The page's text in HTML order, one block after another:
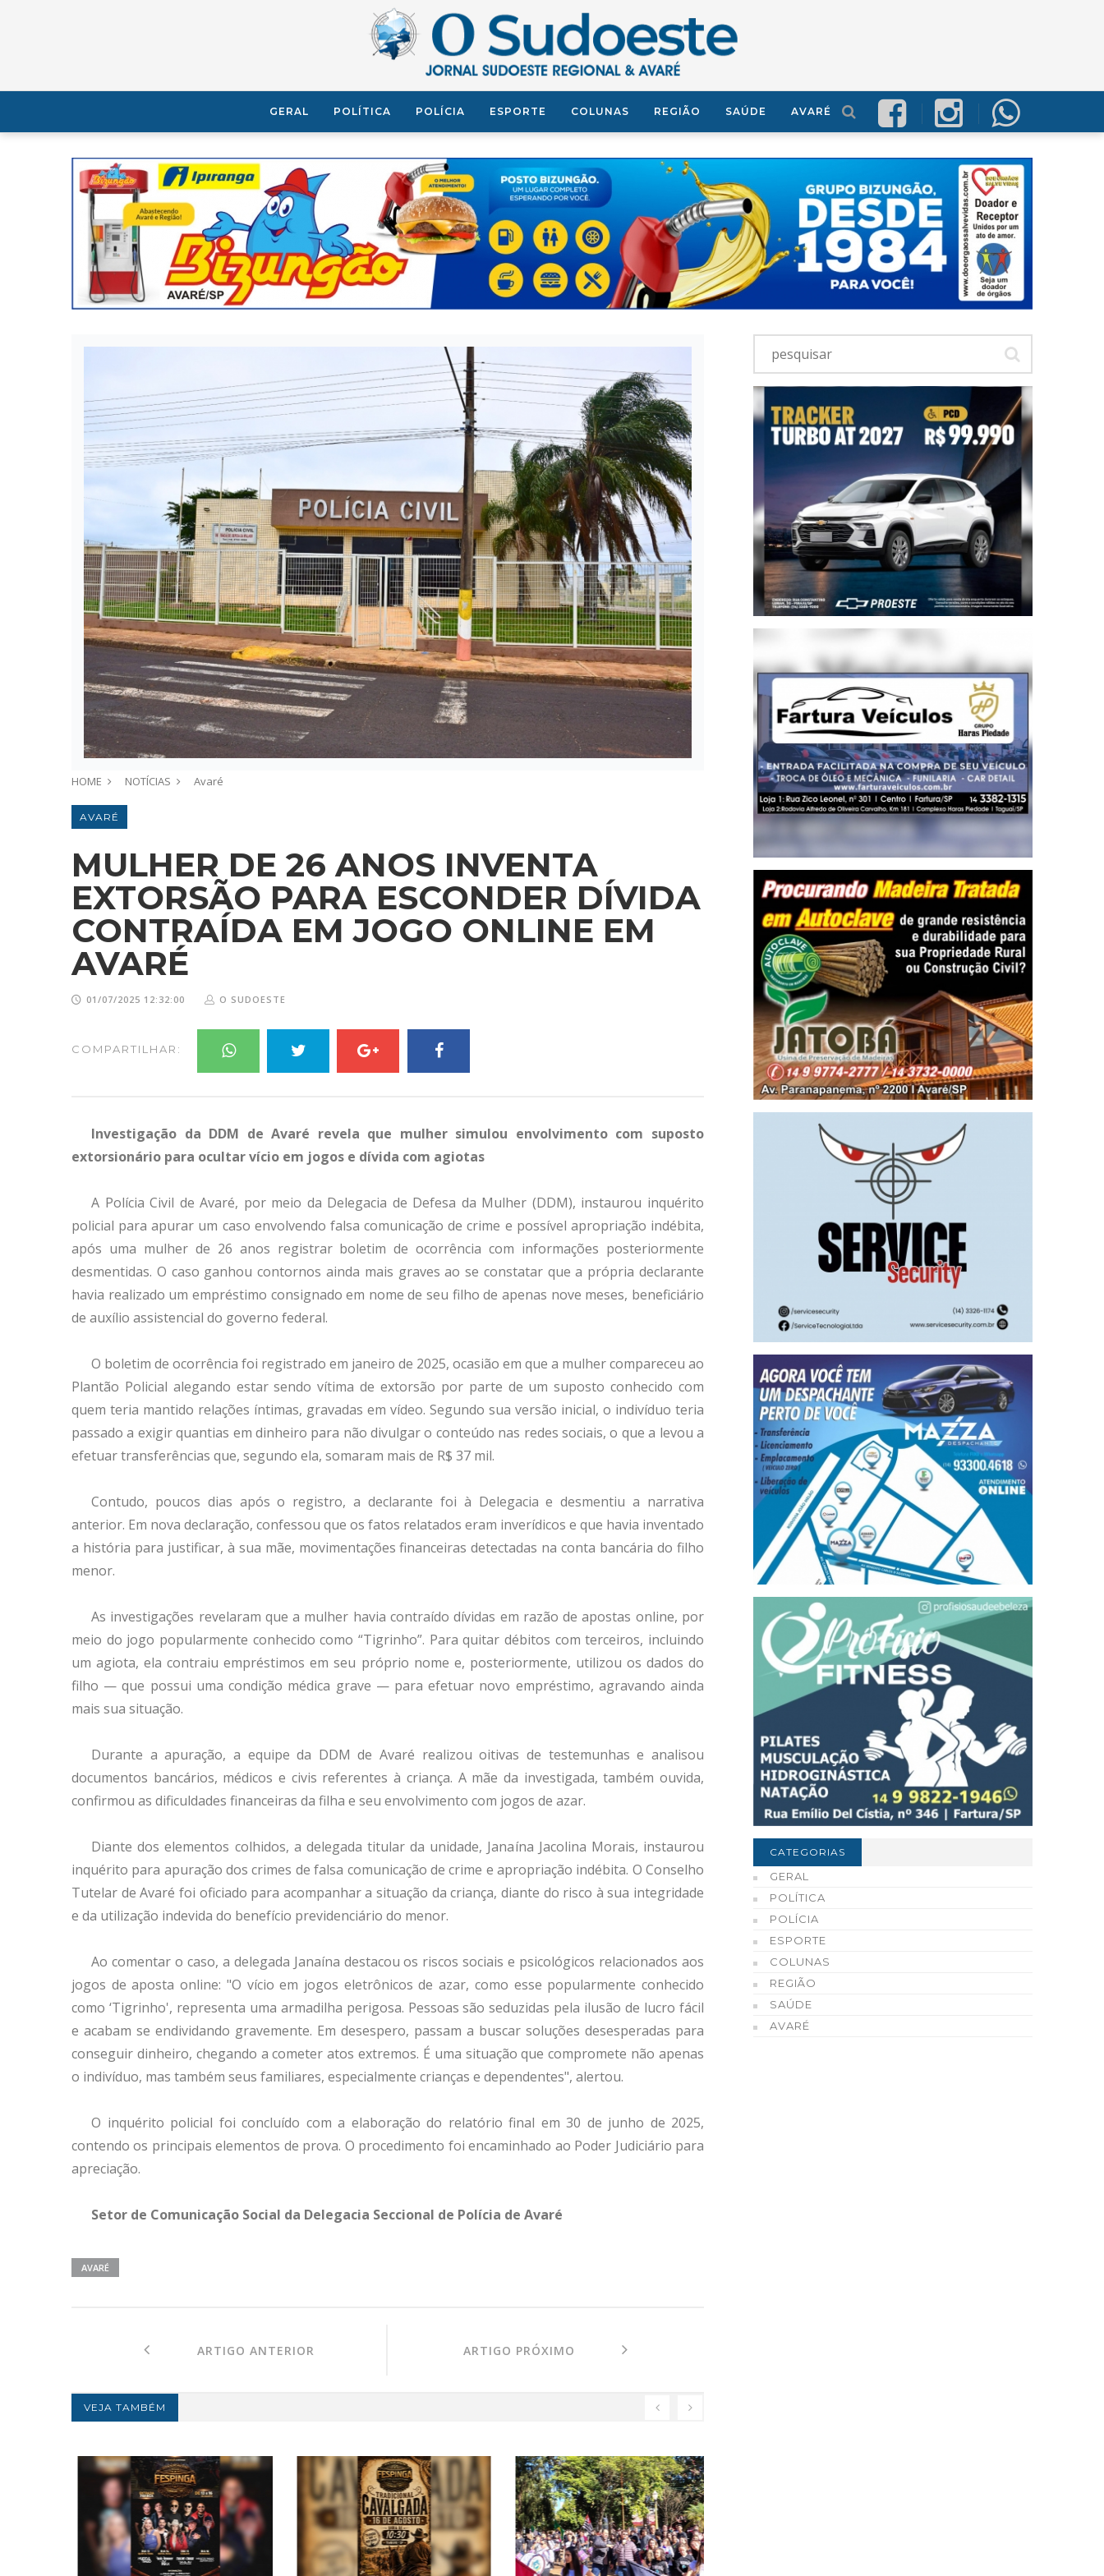
GERAL POLÍTICA POLÍCIA ESPORTE COLUNAS REGIÃO SAÚDE AVARÉ
HOME NOTÍCIAS Avaré
AVARÉ
MULHER DE 26 ANOS INVENTA
EXTORSÃO PARA ESCONDER DÍVIDA
CONTRAÍDA EM JOGO ONLINE EM
AVARÉ
01/07/2025 12:32:00 O SUDOESTE
COMPARTILHAR:
Investigação da DDM de Avaré revela que mulher simulou envolvimento com suposto
extorsionário para ocultar vício em jogos e dívida com agiotas
A Polícia Civil de Avaré, por meio da Delegacia de Defesa da Mulher (DDM), instaurou inquérito
policial para apurar um caso envolvendo falsa comunicação de crime e possível apropriação indébita,
após uma mulher de 26 anos registrar boletim de ocorrência com informações posteriormente
desmentidas. O caso ganhou contornos ainda mais graves ao se constatar que a própria declarante
havia realizado um empréstimo consignado em nome de seu filho de apenas nove meses, beneficiário
de auxílio assistencial do governo federal.
O boletim de ocorrência foi registrado em janeiro de 2025, ocasião em que a mulher compareceu ao
Plantão Policial alegando estar sendo vítima de extorsão por parte de um suposto conhecido com
quem teria mantido relações íntimas, gravadas em vídeo. Segundo sua versão inicial, o indivíduo teria
passado a exigir quantias em dinheiro para não divulgar o conteúdo nas redes sociais, o que a levou a
efetuar transferências que, segundo ela, somaram mais de R$ 37 mil.
Contudo, poucos dias após o registro, a declarante foi à Delegacia e desmentiu a narrativa
anterior. Em nova declaração, confessou que os fatos relatados eram inverídicos e que havia inventado
a história para justificar, à sua mãe, movimentações financeiras detectadas na conta bancária do filho
menor.
As investigações revelaram que a mulher havia contraído dívidas em razão de apostas online, por
meio do jogo popularmente conhecido como “Tigrinho”. Para quitar débitos com terceiros, incluindo
um agiota, ela contraiu empréstimos em seu próprio nome e, posteriormente, utilizou os dados do
filho — que possui uma condição médica grave — para efetuar novo empréstimo, agravando ainda
mais sua situação.
Durante a apuração, a equipe da DDM de Avaré realizou oitivas de testemunhas e analisou
documentos bancários, médicos e civis referentes à criança. A mãe da investigada, também ouvida,
confirmou as dificuldades financeiras da filha e seu envolvimento com jogos de azar.
Diante dos elementos colhidos, a delegada titular da unidade, Janaína Jacolina Morais, instaurou
inquérito para apuração dos crimes de falsa comunicação de crime e apropriação indébita. O Conselho
Tutelar de Avaré foi oficiado para acompanhar a situação da criança, diante do risco à sua integridade
e da utilização indevida do benefício previdenciário do menor.
Ao comentar o caso, a delegada Janaína destacou os riscos sociais e psicológicos relacionados aos
jogos de aposta online: "O vício em jogos eletrônicos de azar, como esse popularmente conhecido
como ‘Tigrinho', representa uma armadilha perigosa. Pessoas são seduzidas pela ilusão de lucro fácil
e acabam se endividando gravemente. Em desespero, passam a buscar soluções desesperadas para
conseguir dinheiro, chegando a cometer atos extremos. É uma situação que compromete não apenas
o indivíduo, mas também seus familiares, especialmente crianças e dependentes", alertou.
O inquérito policial foi concluído com a elaboração do relatório final em 30 de junho de 2025,
contendo os principais elementos de prova. O procedimento foi encaminhado ao Poder Judiciário para
apreciação.
Setor de Comunicação Social da Delegacia Seccional de Polícia de Avaré
AVARÉ
ARTIGO ANTERIOR ARTIGO PRÓXIMO
VEJA TAMBÉM
CATEGORIAS
GERAL
POLÍTICA
POLÍCIA
ESPORTE
COLUNAS
REGIÃO
SAÚDE
AVARÉ